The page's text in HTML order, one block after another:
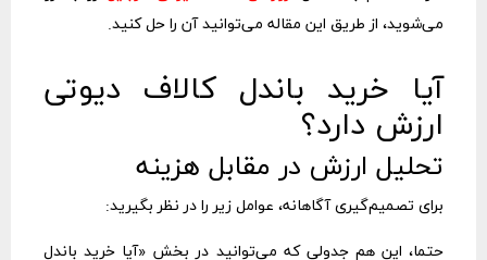
می‌شوید، از طریق این مقاله می‌توانید آن را حل کنید.
آیا خرید باندل کالاف دیوتی
ارزش دارد؟
تحلیل ارزش در مقابل هزینه
برای تصمیم‌گیری آگاهانه، عوامل زیر را در نظر بگیرید:
حتما، این هم جدولی که می‌توانید در بخش «آیا خرید باندل